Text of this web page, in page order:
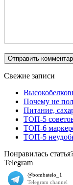
Свежие записи
Почему не
Питание,
ТОП-5
ТОП-6
ТОП-5
Понравилась
Telegram